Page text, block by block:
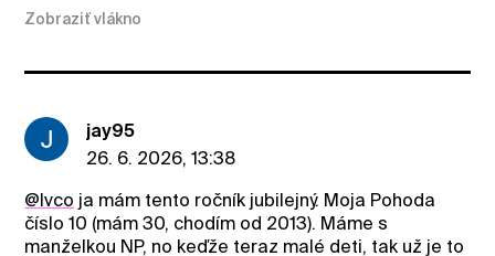
Zobraziť vlákno
jay95
26. 6. 2026, 13:38
@Ivco ja mám tento ročník jubilejný. Moja Pohoda
číslo 10 (mám 30, chodím od 2013). Máme s
manželkou NP, no keďže teraz malé deti, tak už je to